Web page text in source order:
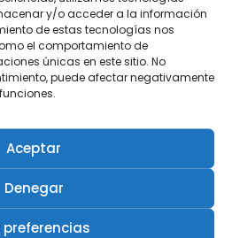
y/o acceder a la información
de estas tecnologías nos
el comportamiento de
únicas en este sitio. No
puede afectar negativamente
Aceptar
Denegar
preferencias
1kg en Bolsa